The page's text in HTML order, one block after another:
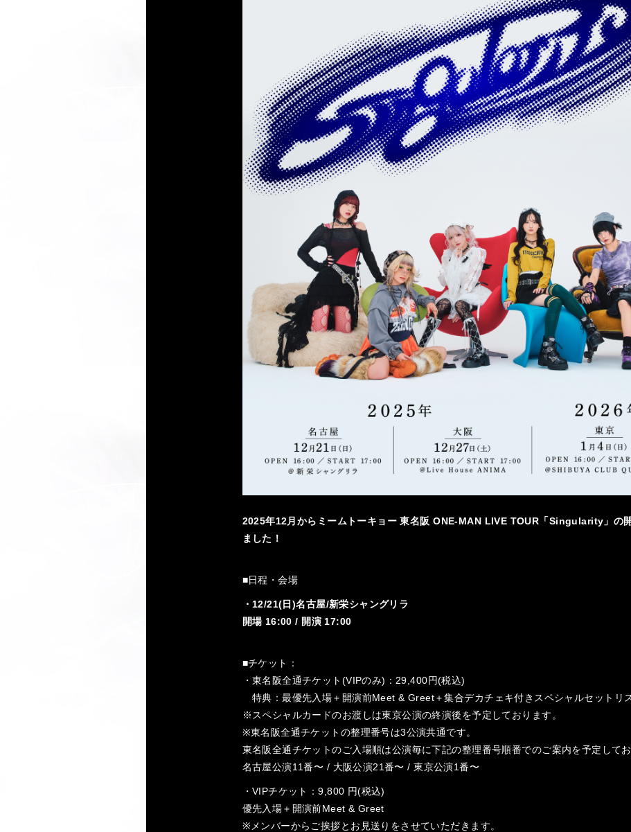
2025年12月からミームトーキョー 東名阪 ONE-MAN LIVE TOUR「Singularity」の
ました！
■日程・会場
・12/21(日)名古屋/新栄シャングリラ
開場 16:00 / 開演 17:00
■チケット：
・東名阪全通チケット(VIPのみ)：29,400円(税込)
特典：最優先入場＋開演前Meet & Greet＋集合デカチェキ付きスペシャルセットリ
※スペシャルカードのお渡しは東京公演の終演後を予定しております。
※東名阪全通チケットの整理番号は3公演共通です。
東名阪全通チケットのご入場順は公演毎に下記の整理番号順番でのご案内を予定してお
名古屋公演11番〜 / 大阪公演21番〜 / 東京公演1番〜
・VIPチケット：9,800 円(税込)
優先入場＋開演前Meet & Greet
※メンバーからご挨拶とお見送りをさせていただきます。